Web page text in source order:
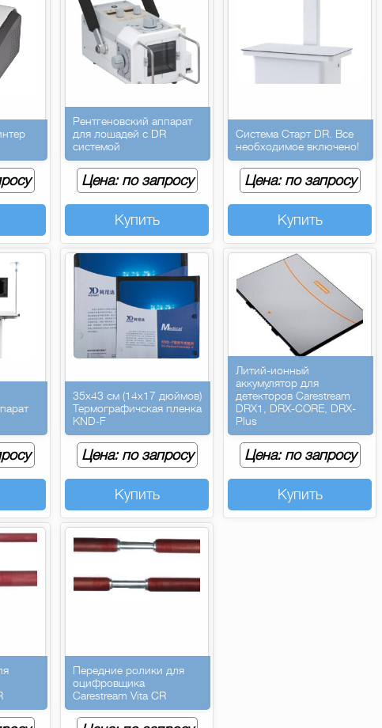
Рентгеновский аппарат
для лошадей с DR
системой
Цена: по запросу
Купить
Система Старт DR. Все
необходимое включено!
Цена: по запросу
Купить
35х43 см (14х17 дюймов)
Термографичская пленка
KND-F
Цена: по запросу
Купить
Литий-ионный
аккумулятор для
детекторов Carestream
DRX1, DRX-CORE, DRX-
Plus
Цена: по запросу
Купить
Передние ролики для
оцифровщика
Carestream Vita CR